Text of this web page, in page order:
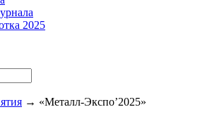
2025
→ «Металл-Экспо’2025»